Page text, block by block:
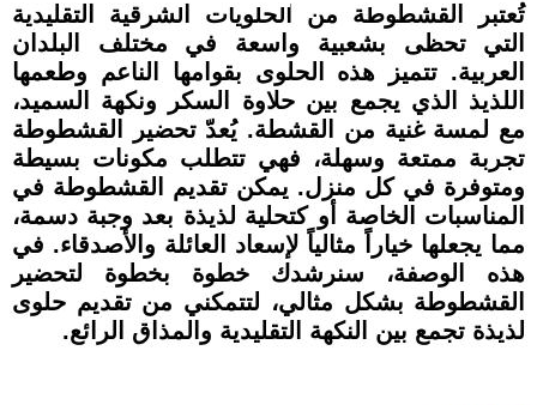
تُعتبر القشطوطة من الحلويات الشرقية التقليدية
التي تحظى بشعبية واسعة في مختلف البلدان
العربية. تتميز هذه الحلوى بقوامها الناعم وطعمها
اللذيذ الذي يجمع بين حلاوة السكر ونكهة السميد،
مع لمسة غنية من القشطة. يُعدّ تحضير القشطوطة
تجربة ممتعة وسهلة، فهي تتطلب مكونات بسيطة
ومتوفرة في كل منزل. يمكن تقديم القشطوطة في
المناسبات الخاصة أو كتحلية لذيذة بعد وجبة دسمة،
مما يجعلها خياراً مثالياً لإسعاد العائلة والأصدقاء. في
هذه الوصفة، سنرشدك خطوة بخطوة لتحضير
القشطوطة بشكل مثالي، لتتمكني من تقديم حلوى
لذيذة تجمع بين النكهة التقليدية والمذاق الرائع.